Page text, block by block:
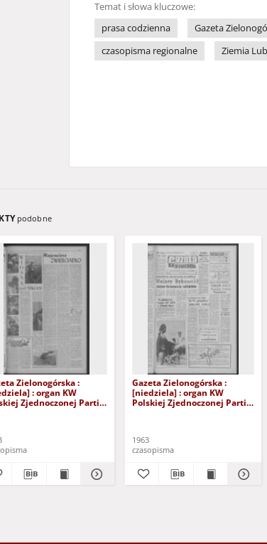
Temat i słowa kluczowe:
prasa codzienna
Gazeta
czasopisma regionalne
Ziemia
podobne
Zielonogórska :
: organ KW
Zjednoczonej Partii
Gazeta Zielonogórska :
[niedziela] : organ KW
Polskiej Zjednoczonej Partii
1963
czasopisma